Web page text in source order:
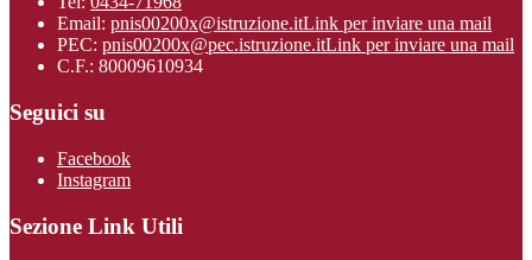
Email: pnis00200x@istruzione.itLink per inviare una mail
PEC: pnis00200x@pec.istruzione.itLink per inviare una mail
C.F.: 80009610934
Seguici su
Facebook
Instagram
Sezione Link Utili